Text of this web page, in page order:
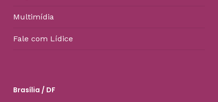
Multimídia
Fale com Lídice
Brasília / DF